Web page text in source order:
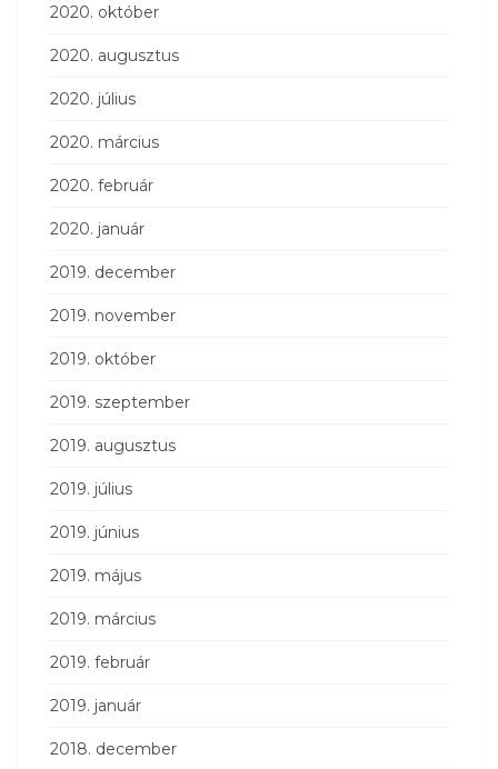
2020. október
2020. augusztus
2020. július
2020. március
2020. február
2020. január
2019. december
2019. november
2019. október
2019. szeptember
2019. augusztus
2019. július
2019. június
2019. május
2019. március
2019. február
2019. január
2018. december